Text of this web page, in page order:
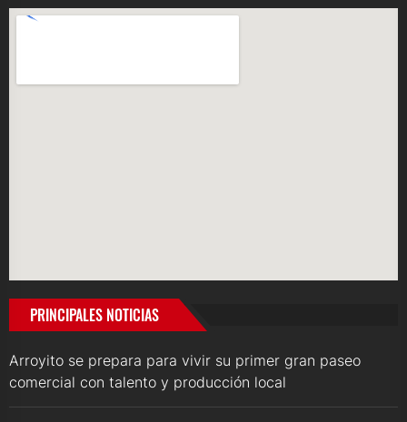
PRINCIPALES NOTICIAS
Arroyito se prepara para vivir su primer gran paseo
comercial con talento y producción local